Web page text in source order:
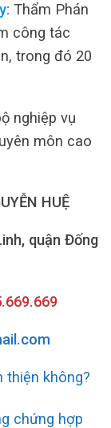
Thẩm Phán
công tác
trong đó 20
nghiệp vụ
môn cao
HUỆ
quận Đống
thiện không?
chứng hợp